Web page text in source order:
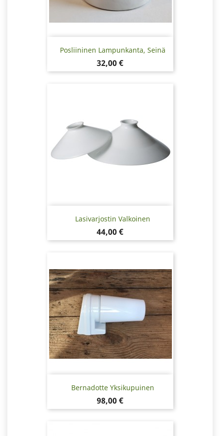
Posliininen Lampunkanta, Seinä
Hinta
32,00 €
Lasivarjostin Valkoinen
Hinta
44,00 €
Bernadotte Yksikupuinen
Hinta
98,00 €